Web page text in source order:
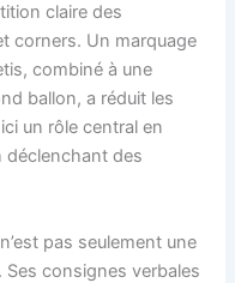
claire des
corners. Un marquage
combiné à une
ballon, a réduit les
un rôle central en
déclenchant des
n’est pas seulement une
Ses consignes verbales